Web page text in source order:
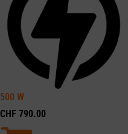
500 W
CHF 790.00